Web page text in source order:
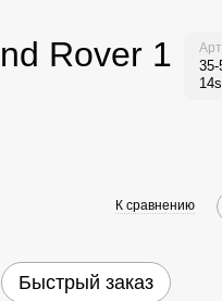
Rover 1
35-
К сравнению
Быстрый заказ